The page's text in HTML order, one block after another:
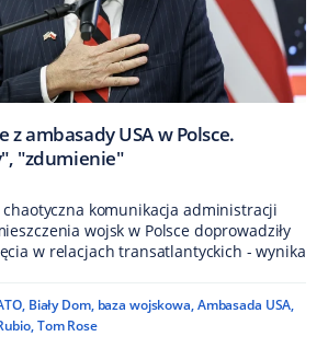
z ambasady USA w Polsce.
"zdumienie"
komunikacja administracji
wojsk w Polsce doprowadziły
w relacjach transatlantyckich - wynika
, Biały Dom, baza wojskowa,Ambasada USA,
,Tom Rose